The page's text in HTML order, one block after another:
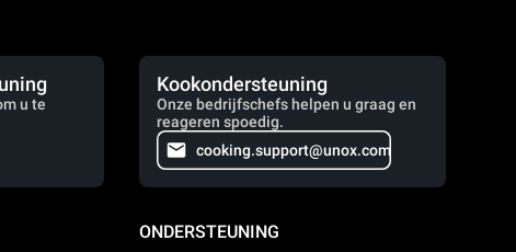
u te
Kookondersteuning
Onze bedrijfschefs helpen u graag en
reageren spoedig.
cooking.support@unox.com
ONDERSTEUNING